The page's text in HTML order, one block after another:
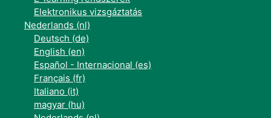
Elektronikus vizsgáztatás
Nederlands ‎(nl)‎
Deutsch ‎(de)‎
English ‎(en)‎
Español - Internacional ‎(es)‎
Français ‎(fr)‎
Italiano ‎(it)‎
magyar ‎(hu)‎